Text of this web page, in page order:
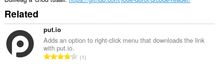
Related
put.io
Adds an option to right-click menu that downloads the link
with put.io.
R1